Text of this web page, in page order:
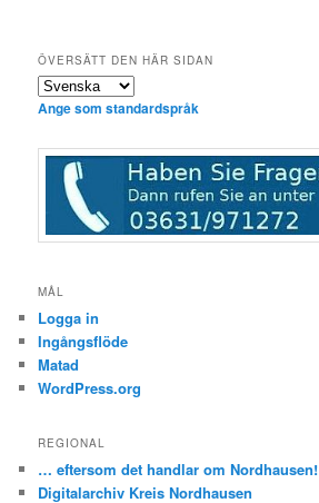
ÖVERSÄTT DEN HÄR SIDAN
Ange som standardspråk
MÅL
Logga in
Ingångsflöde
Matad
WordPress.org
REGIONAL
… eftersom det handlar om Nordhausen!
Digitalarchiv Kreis Nordhausen